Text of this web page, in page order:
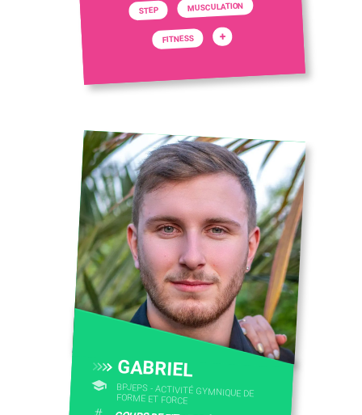
STEP MUSCULATION
FITNESS +
GABRIEL
BPJEPS - ACTIVITÉ GYMNIQUE DE
FORME ET FORCE